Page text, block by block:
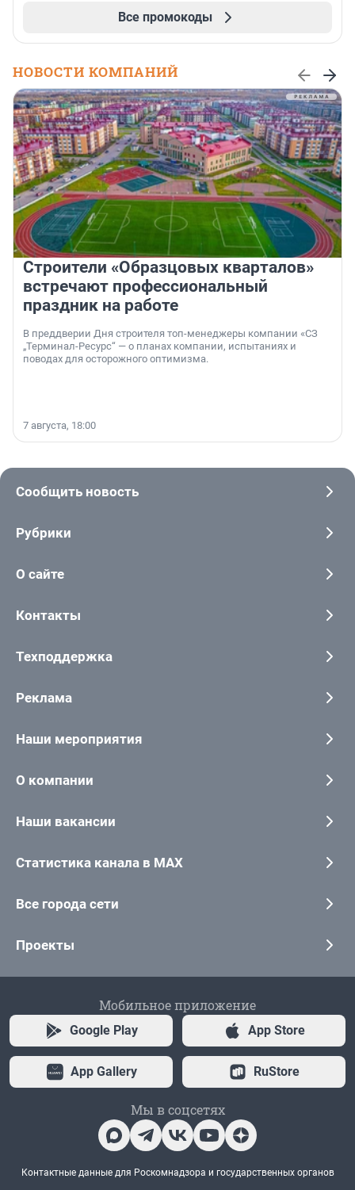
Все промокоды
НОВОСТИ КОМПАНИЙ
Строители «Образцовых кварталов»
встречают профессиональный
праздник на работе
В преддверии Дня строителя топ-менеджеры компании «СЗ
„Терминал-Ресурс“ — о планах компании, испытаниях и
поводах для осторожного оптимизма.
7 августа, 18:00
Сообщить новость
Рубрики
О сайте
Контакты
Техподдержка
Реклама
Наши мероприятия
О компании
Наши вакансии
Статистика канала в MAX
Все города сети
Проекты
Мобильное приложение
Google Play App Store
App Gallery RuStore
Мы в соцсетях
Контактные данные для Роскомнадзора и государственных органов